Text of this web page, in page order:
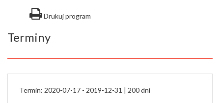
Drukuj program
Terminy
Termin: 2020-07-17 - 2019-12-31 | 200 dni